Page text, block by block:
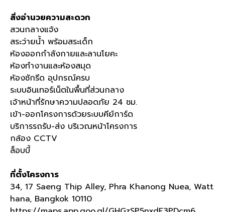
สิ่งอำนวยความสะดวก
สวนกลางแจ้ง
สระว่ายน้ำ พร้อมสระเด็ก
ห้องออกกำลังกายและลานโยคะ
ห้องทำงานและห้องสมุด
ห้องซักรีด อุปกรณ์ครบ
ระบบอินเทอร์เน็ตในพื้นที่ส่วนกลาง
เจ้าหน้าที่รักษาความปลอดภัย 24 ชม.
เข้า-ออกโครงการด้วยระบบคีย์การ์ด
บริการรถรับ-ส่ง บริเวณหน้าโครงการ
กล้อง CCTV
ล็อบบี้
ที่ตั้งโครงการ
34, 17 Saeng Thip Alley, Phra Khanong Nuea, Watt
hana, Bangkok 10110